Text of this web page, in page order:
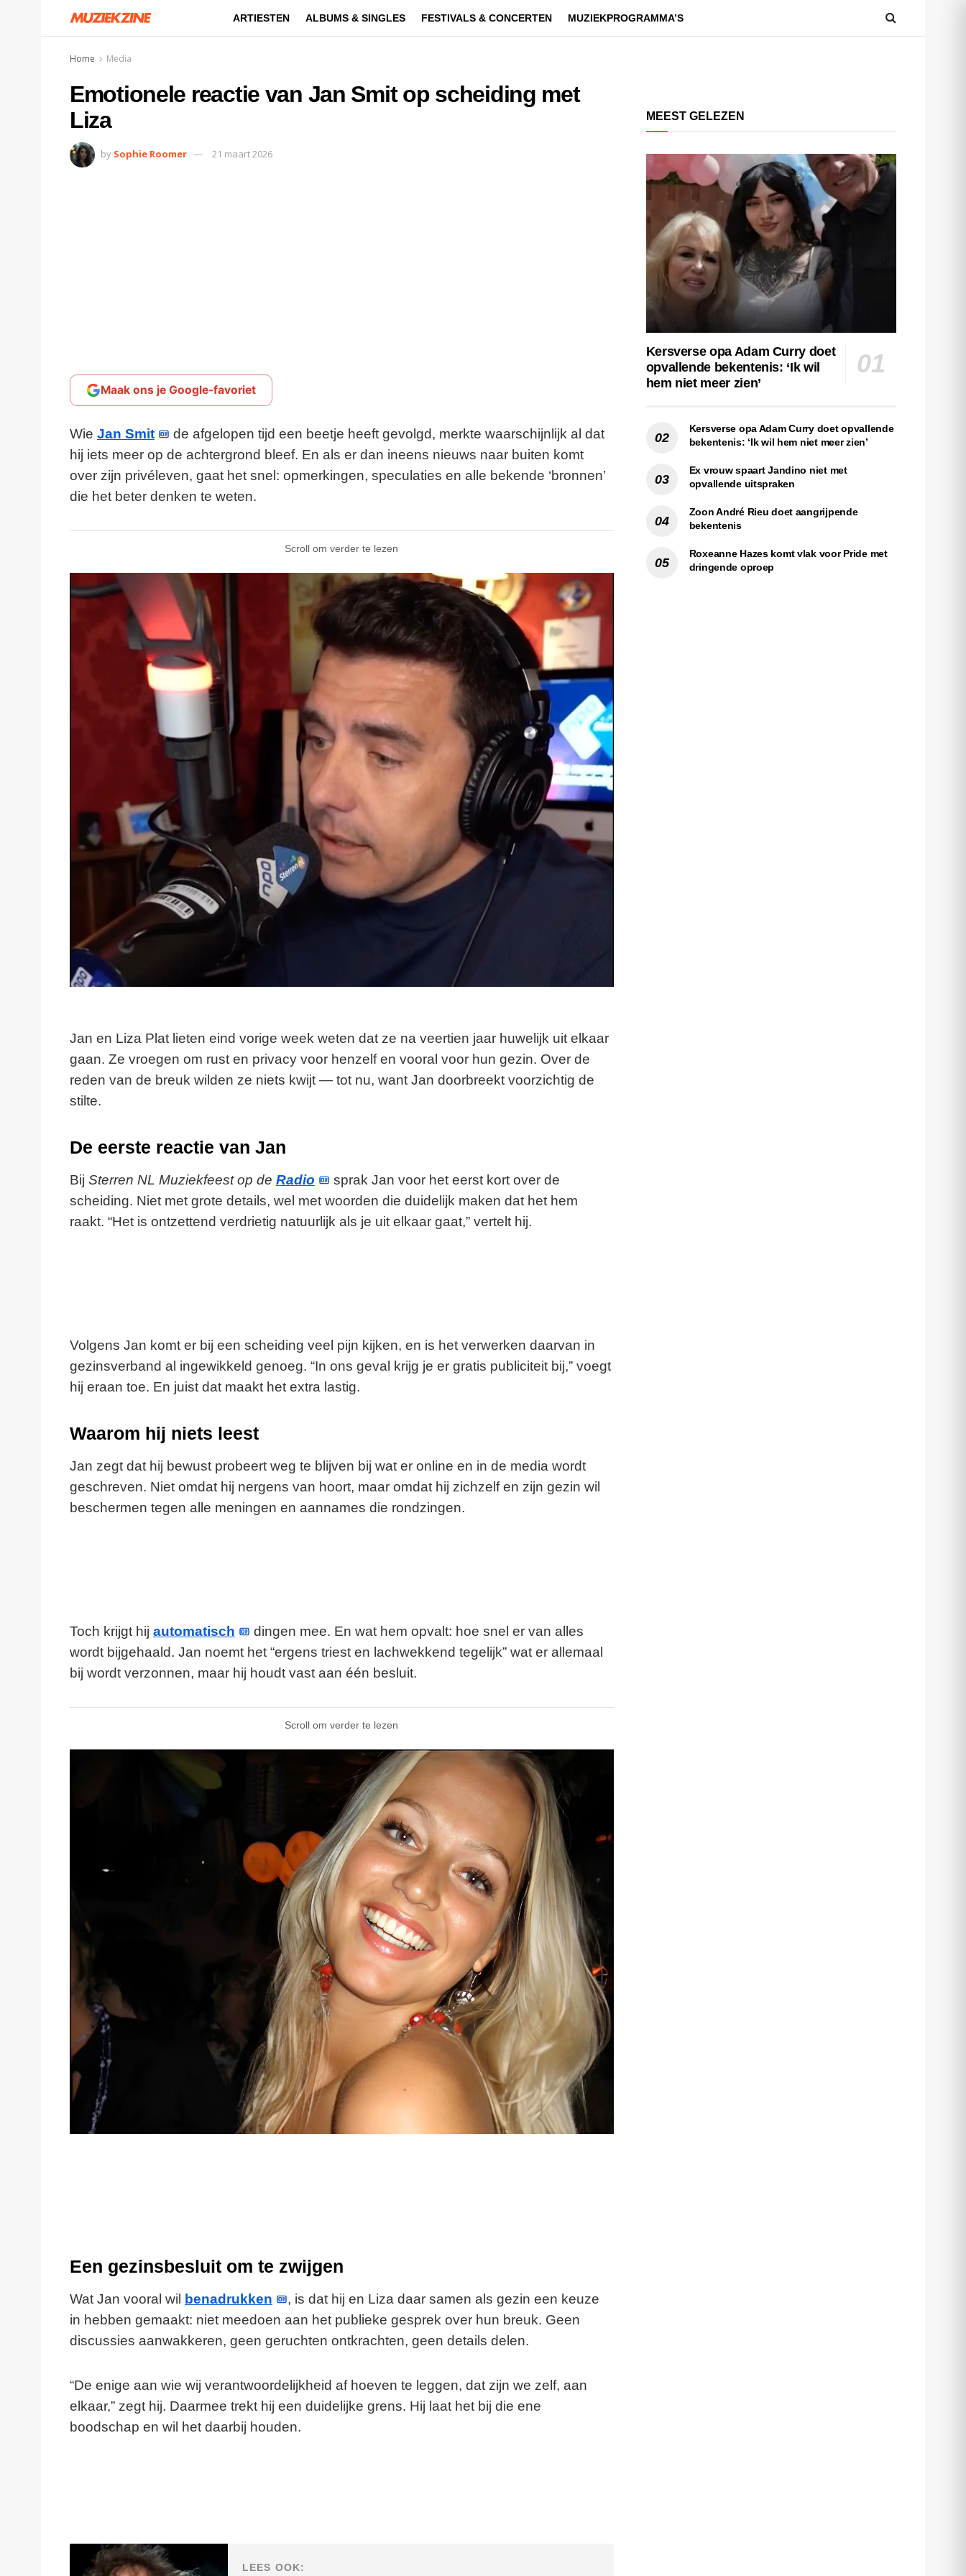
ARTIESTEN ALBUMS & SINGLES FESTIVALS & CONCERTEN MUZIEKPROGRAMMA’S
Home Media
Emotionele reactie van Jan Smit op scheiding met
Liza
by Sophie Roomer 21 maart 2026
Maak ons je Google-favoriet
Wie Jan Smit
de afgelopen tijd een beetje heeft gevolgd, merkte waarschijnlijk al dat
hij iets meer op de achtergrond bleef. En als er dan ineens nieuws naar buiten komt
over zijn privéleven, gaat het snel: opmerkingen, speculaties en alle bekende ‘bronnen’
die het beter denken te weten.
Scroll om verder te lezen
Jan en Liza Plat lieten eind vorige week weten dat ze na veertien jaar huwelijk uit elkaar
gaan. Ze vroegen om rust en privacy voor henzelf en vooral voor hun gezin. Over de
reden van de breuk wilden ze niets kwijt — tot nu, want Jan doorbreekt voorzichtig de
stilte.
De eerste reactie van Jan
Bij Sterren NL Muziekfeest op de Radio
sprak Jan voor het eerst kort over de
scheiding. Niet met grote details, wel met woorden die duidelijk maken dat het hem
raakt. “Het is ontzettend verdrietig natuurlijk als je uit elkaar gaat,” vertelt hij.
Volgens Jan komt er bij een scheiding veel pijn kijken, en is het verwerken daarvan in
gezinsverband al ingewikkeld genoeg. “In ons geval krijg je er gratis publiciteit bij,” voegt
hij eraan toe. En juist dat maakt het extra lastig.
Waarom hij niets leest
Jan zegt dat hij bewust probeert weg te blijven bij wat er online en in de media wordt
geschreven. Niet omdat hij nergens van hoort, maar omdat hij zichzelf en zijn gezin wil
beschermen tegen alle meningen en aannames die rondzingen.
Toch krijgt hij automatisch
dingen mee. En wat hem opvalt: hoe snel er van alles
wordt bijgehaald. Jan noemt het “ergens triest en lachwekkend tegelijk” wat er allemaal
bij wordt verzonnen, maar hij houdt vast aan één besluit.
Scroll om verder te lezen
Een gezinsbesluit om te zwijgen
Wat Jan vooral wil benadrukken
, is dat hij en Liza daar samen als gezin een keuze
in hebben gemaakt: niet meedoen aan het publieke gesprek over hun breuk. Geen
discussies aanwakkeren, geen geruchten ontkrachten, geen details delen.
“De enige aan wie wij verantwoordelijkheid af hoeven te leggen, dat zijn we zelf, aan
elkaar,” zegt hij. Daarmee trekt hij een duidelijke grens. Hij laat het bij die ene
boodschap en wil het daarbij houden.
LEES OOK:
MEEST GELEZEN
Kersverse opa Adam Curry doet
opvallende bekentenis: ‘Ik wil
hem niet meer zien’
Kersverse opa Adam Curry doet opvallende
bekentenis: ‘Ik wil hem niet meer zien’
Ex vrouw spaart Jandino niet met
opvallende uitspraken
Zoon André Rieu doet aangrijpende
bekentenis
Roxeanne Hazes komt vlak voor Pride met
dringende oproep